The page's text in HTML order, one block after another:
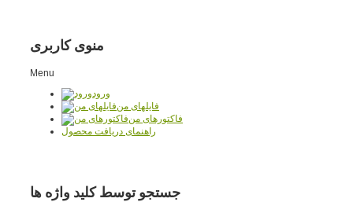
منوی کاربری
Menu
ورود
فایلهای من
فاکتورهای من
راهنمای دریافت محصول
جستجو توسط کلید واژه ها